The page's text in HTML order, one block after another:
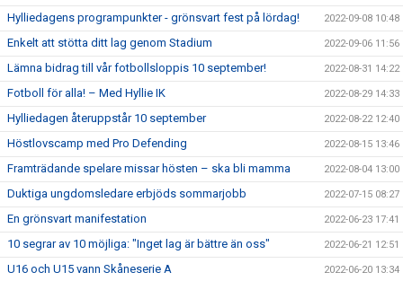
Hylliedagens programpunkter - grönsvart fest på lördag! 2022-09-08 10:48
Enkelt att stötta ditt lag genom Stadium 2022-09-06 11:56
Lämna bidrag till vår fotbollsloppis 10 september! 2022-08-31 14:22
Fotboll för alla! – Med Hyllie IK 2022-08-29 14:33
Hylliedagen återuppstår 10 september 2022-08-22 12:40
Höstlovscamp med Pro Defending 2022-08-15 13:46
Framträdande spelare missar hösten – ska bli mamma 2022-08-04 13:00
Duktiga ungdomsledare erbjöds sommarjobb 2022-07-15 08:27
En grönsvart manifestation 2022-06-23 17:41
10 segrar av 10 möjliga: "Inget lag är bättre än oss" 2022-06-21 12:51
U16 och U15 vann Skåneserie A 2022-06-20 13:34